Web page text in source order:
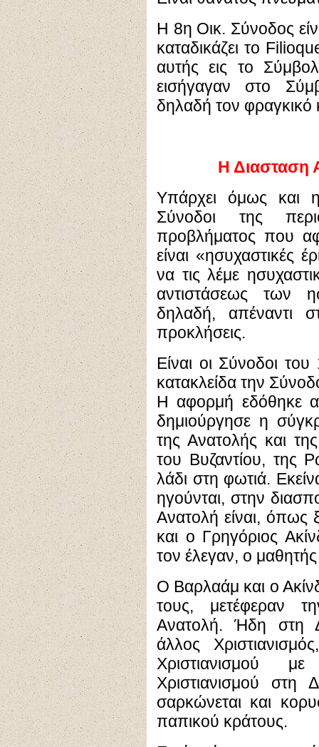
Η 8η Οικ. Σύνοδος
καταδικάζει το
αυτής εις το
εισήγαγαν στο
δηλαδή τον φραγκικό
Η Διασταση
Υπάρχει όμως και
Σύνοδοι της
προβλήματος που
είναι «ησυχαστικές
να τις λέμε
αντιστάσεως των
δηλαδή, απέναντι
προκλήσεις.
Είναι οι Σύνοδοι
κατακλείδα την
Η αφορμή εδόθηκε
δημιούργησε η
της Ανατολής και
του Βυζαντίου, της
λάδι στη φωτιά.
ηγούνται, στην
Ανατολή είναι, όπως
και ο Γρηγόριος
τον έλεγαν, ο
Ο Βαρλαάμ και ο
τους, μετέφεραν
Ανατολή. Ήδη στη
άλλος
Χριστιανισμού
Χριστιανισμού στη
σαρκώνεται και
παπικού κράτους.